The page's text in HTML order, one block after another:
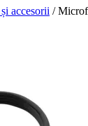
accesorii /